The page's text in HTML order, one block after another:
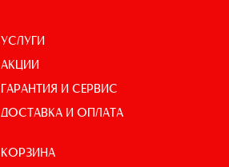
УСЛУГИ
АКЦИИ
ГАРАНТИЯ И СЕРВИС
ДОСТАВКА И ОПЛАТА
КОРЗИНА